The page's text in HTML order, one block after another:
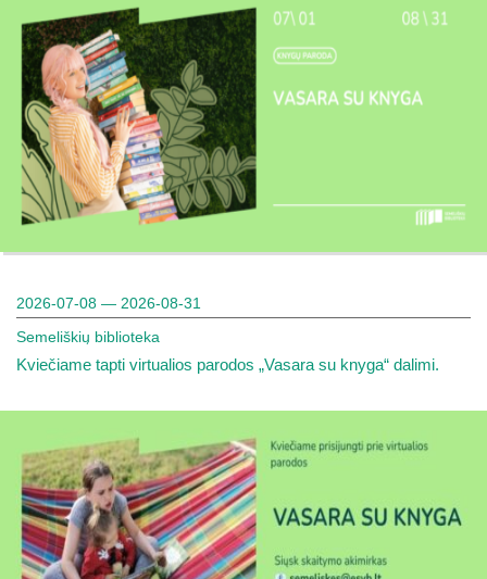
2026-07-08 — 2026-08-31
Semeliškių biblioteka
Kviečiame tapti virtualios parodos „Vasara su knyga“ dalimi.